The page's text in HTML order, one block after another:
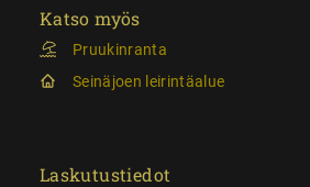
Katso myös
Pruukinranta
Seinäjoen leirintäalue
Laskutustiedot